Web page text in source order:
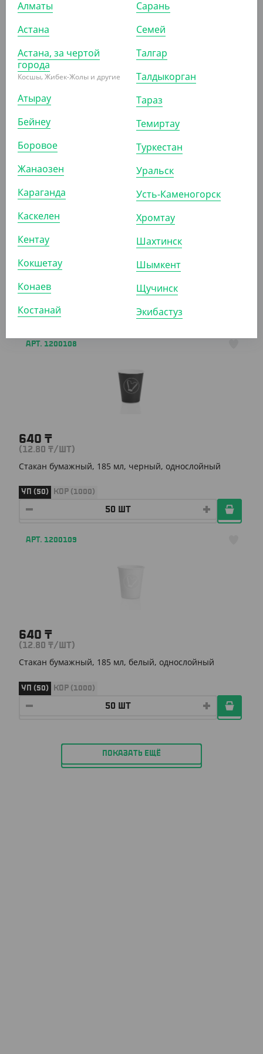
1 240
(24.80₸
Cтакан бумажный 400 мл, красный, однослойный, d 90
мм
(19.90₸
Cтакан бумажный 350 мл, красный, однослойный, d 90
мм
УП (50)
АРТ. 1200108
640 ₸
(12.80 ₸/ШТ)
Стакан бумажный, 185 мл, черный, однослойный
УП (50) КОР (1000)
АРТ. 1200109
640 ₸
(12.80 ₸/ШТ)
Стакан бумажный, 185 мл, белый, однослойный
УП (50) КОР (1000)
ПОКАЗАТЬ ЕЩЁ
Алматы
Астана
Астана, за чертой
города
Косшы, Жибек-Жолы и другие
Атырау
Бейнеу
Боровое
Жанаозен
Караганда
Каскелен
Кентау
Кокшетау
Конаев
Костанай
Сарань
Семей
Талгар
Талдыкорган
Тараз
Темиртау
Туркестан
Уральск
Усть-Каменогорск
Хромтау
Шахтинск
Шымкент
Щучинск
Экибастуз